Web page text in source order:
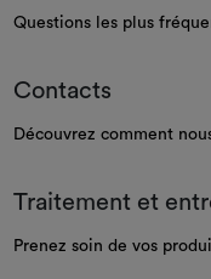
Questions les plus
Contacts
Découvrez comment
Traitement et
Prenez soin de vos